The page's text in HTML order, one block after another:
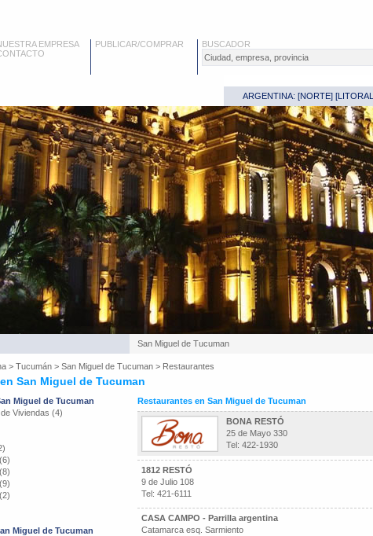
EMPRESA
PUBLICAR/COMPRAR BUSCADOR
ARGENTINA: [NORTE] [LITORAL
San Miguel de Tucuman
> Tucumán > San Miguel de Tucuman > Restaurantes
San Miguel de Tucuman
Miguel de Tucuman
Viviendas (4)
Miguel de Tucuman
Restaurantes en San Miguel de Tucuman
BONA RESTÓ
25 de Mayo 330
Tel: 422-1930
1812 RESTÓ
9 de Julio 108
Tel: 421-6111
CASA CAMPO - Parrilla argentina
Catamarca esq. Sarmiento